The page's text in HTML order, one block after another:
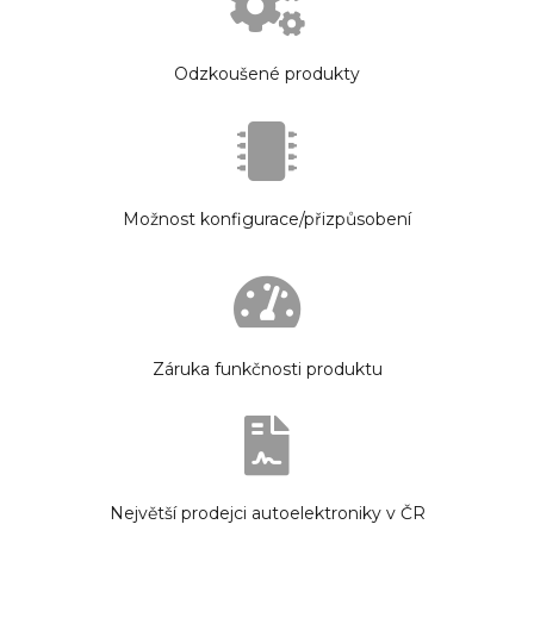
Odzkoušené produkty
Možnost konfigurace/přizpůsobení
Záruka funkčnosti produktu
Největší prodejci autoelektroniky v ČR